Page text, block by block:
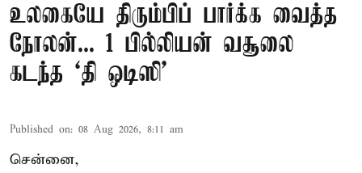
உலகையே திரும்பிப் பார்க்க வைத்த
நோலன்... 1 பில்லியன் வசூலை
கடந்த ‘தி ஒடிஸி’
Published on: 08 Aug 2026, 8:11 am
சென்னை,